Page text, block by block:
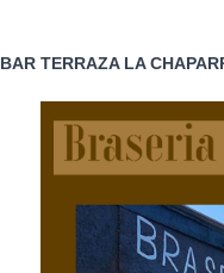
BAR TERRAZA LA